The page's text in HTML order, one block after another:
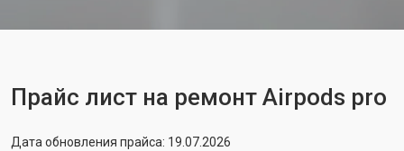
Прайс лист на ремонт Airpods pro
Дата обновления прайса: 19.07.2026